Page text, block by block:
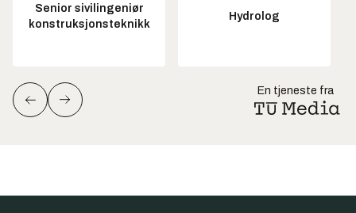
Senior sivilingeniør
konstruksjonsteknikk
Hydrolog
En tjeneste fra